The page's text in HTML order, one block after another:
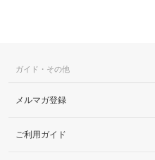
ガイド・その他
メルマガ登録
ご利用ガイド